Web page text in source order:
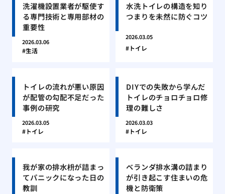
洗濯機設置業者が駆使す
る専門技術と専用部材の
重要性
2026.03.06
生活
水洗トイレの構造を知り
つまりを未然に防ぐコツ
2026.03.05
トイレ
トイレの流れが悪い原因
が配管の勾配不足だった
事例の研究
2026.03.05
トイレ
DIYでの失敗から学んだ
トイレのチョロチョロ修
理の難しさ
2026.03.03
トイレ
我が家の排水枡が詰まっ
てパニックになった日の
教訓
ベランダ排水溝の詰まり
が引き起こす住まいの危
機と防衛策